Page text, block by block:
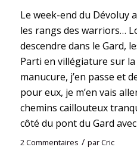
Le week-end du Dévoluy
les rangs des warriors…
descendre dans le Gard,
Parti en villégiature sur
manucure, j’en passe et
pour eux, je m’en vais
chemins caillouteux
côté du pont du Gard
2 Commentaires / parCric